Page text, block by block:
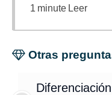
1 minute Leer
Otras